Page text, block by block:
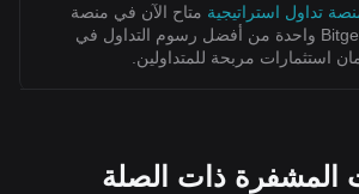
تداول استراتيجية متاح الآن في منصة
تداول Bitget. تقدم Bitget واحدة من أفضل رسوم التداول في
استثمارات مربحة للمتداولين.
المشفرة ذات الصلة